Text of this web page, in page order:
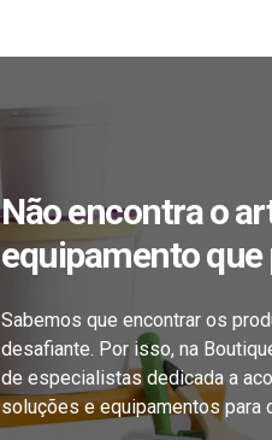
Não encontra o
equipamento que
Sabemos que encontrar os
desafiante. Por isso, na
de especialistas dedicada a
soluções e equipamentos para